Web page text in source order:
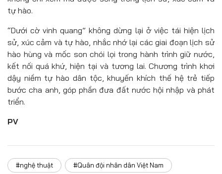
tự hào.
“Dưới cờ vinh quang” không dừng lại ở việc tái hiện lịch
sử, xúc cảm và tự hào, nhắc nhớ lại các giai đoạn lịch sử
hào hùng và mốc son chói lọi trong hành trình giữ nước,
kết nối quá khứ, hiện tại và tương lai. Chương trình khơi
dậy niềm tự hào dân tộc, khuyến khích thế hệ trẻ tiếp
bước cha anh, góp phần đưa đất nước hội nhập và phát
triển.
PV
#nghệ thuật #Quân đội nhân dân Việt Nam